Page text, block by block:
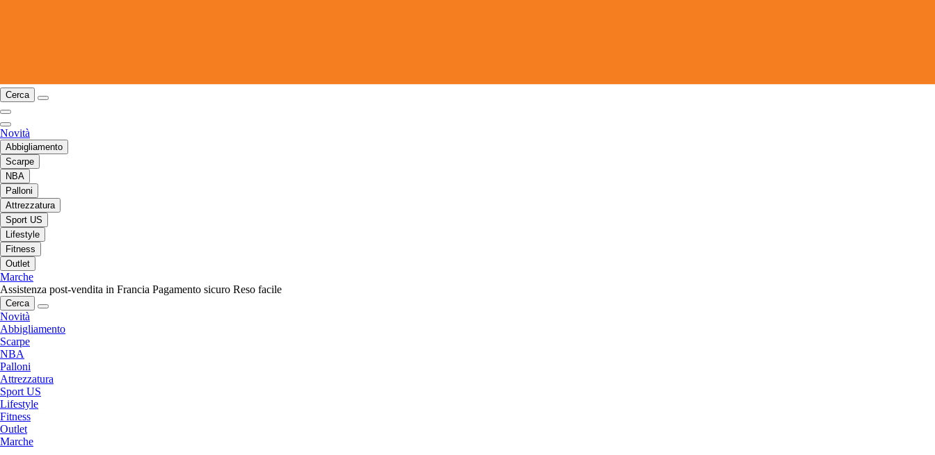
Cerca
Novità
Abbigliamento
Scarpe
NBA
Palloni
Attrezzatura
Sport US
Lifestyle
Fitness
Outlet
Marche
Assistenza post-vendita in Francia Pagamento sicuro Reso facile
Cerca
Novità
Abbigliamento
Scarpe
NBA
Palloni
Attrezzatura
Sport US
Lifestyle
Fitness
Outlet
Marche